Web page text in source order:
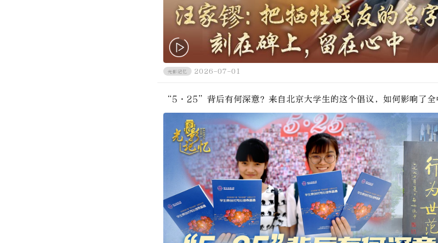
光影记忆 2026-07-01
“5·25”背后有何深意？来自北京大学生的这个倡议，如何影响了全